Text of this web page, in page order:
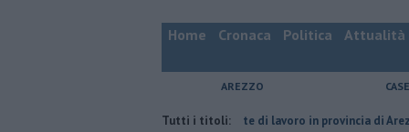
Home Cronaca Politica Attualità
AREZZO
Tutti i titoli:
​Tutte le offerte di lavoro in provincia di Arezzo